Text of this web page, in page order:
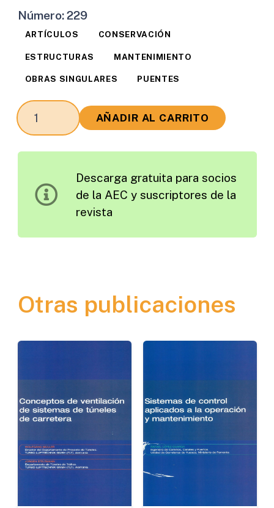
Número:229
ARTÍCULOS CONSERVACIÓN
ESTRUCTURAS MANTENIMIENTO
OBRAS SINGULARES PUENTES
Las
Inspecciones
Carreteras
AÑADIR AL CARRITO
Descarga gratuita para socios
de la AEC y suscriptores de la
revista
Otras publicaciones